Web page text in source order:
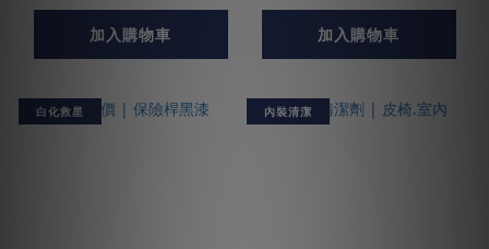
加入購物車 加入購物車
白化救星 內裝清潔